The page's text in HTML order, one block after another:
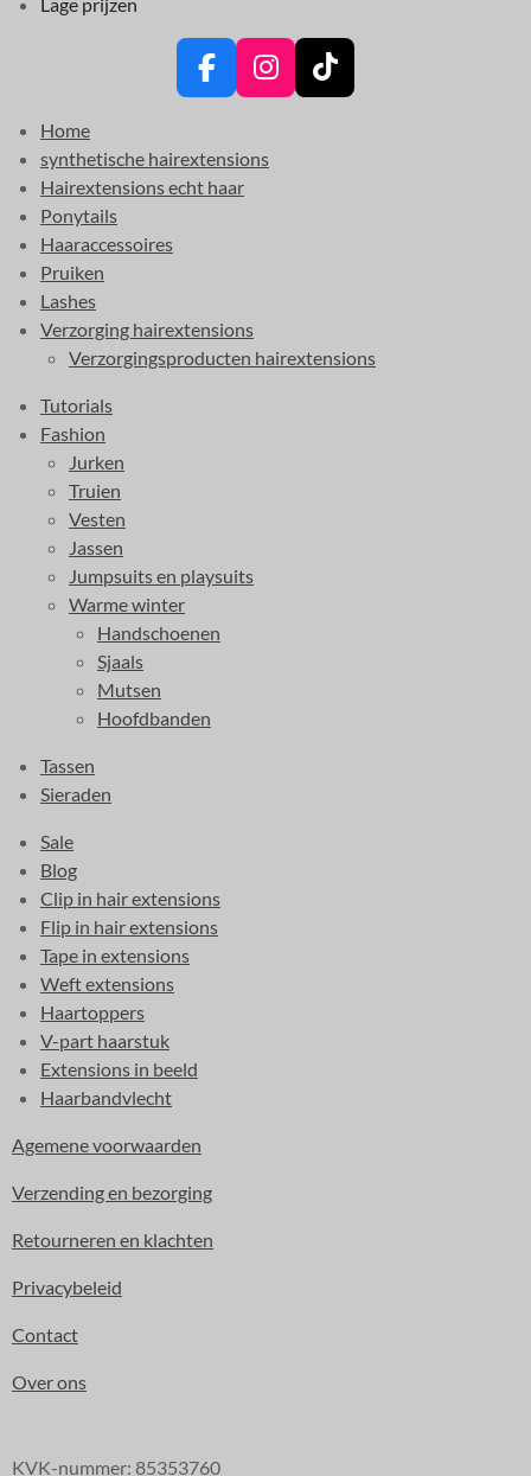
F
e
b
I
t
T
Home
synthetische hairextensions
Hairextensions echt haar
Ponytails
Haaraccessoires
Pruiken
Lashes
Verzorging hairextensions
Verzorgingsproducten hairextensions
Tutorials
Fashion
Jurken
Truien
Vesten
Jassen
Jumpsuits en playsuits
Warme winter
Handschoenen
Sjaals
Mutsen
Hoofdbanden
Tassen
Sieraden
Sale
Blog
Clip in hair extensions
Flip in hair extensions
Tape in extensions
Weft extensions
Haartoppers
V-part haarstuk
Extensions in beeld
Haarbandvlecht
Agemene voorwaarden
Verzending en bezorging
Retourneren en klachten
Privacybeleid
Contact
Over ons
KVK-nummer: 85353760